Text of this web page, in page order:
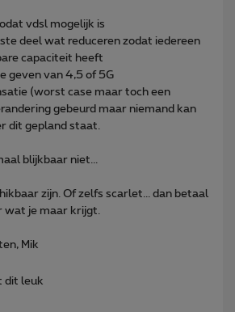
vdsl mogelijk is
deel wat reduceren zodat iedereen
capaciteit heeft
geven van 4,5 of 5G
(worst case maar toch een
gebeurd maar niemand kan
dit gepland staat.
blijkbaar niet...
zijn. Of zelfs scarlet... dan betaal
wat je maar krijgt.
Mik
dit leuk